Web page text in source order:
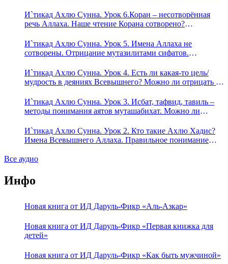
физическим движением?
И`тикад Ахлю Сунна. Урок 6.Коран – несотворённая
речь Аллаха. Наше чтение Корана сотворено?
И`тикад Ахлю Сунна. Урок 5. Имена Аллаха не
сотворены. Отрицание мутазилитами сифатов.
И`тикад Ахлю Сунна. Урок 4. Есть ли какая-то цель/
мудрость в деяниях Всевышнего? Можно ли отрицать в
пришло в Коране и Сунне? Концепция ибн Таймийи
И`тикад Ахлю Сунна. Урок 3. Исбат, тафвид, тавиль –
методы понимания аятов муташабихат. Можно ли
означает утверждение сифата «биля кейфа» (без образа)?
И`тикад Ахлю Сунна. Урок 2. Кто такие Ахлю Хадис?
Имена Всевышнего Аллаха. Правильное понимание
Все аудио
Инфо
Новая книга от ИД Даруль-Фикр «Аль-Азкар»
Новая книга от ИД Даруль-Фикр «Первая книжка для
детей»
Новая книга от ИД Даруль-Фикр «Как быть мужчиной»